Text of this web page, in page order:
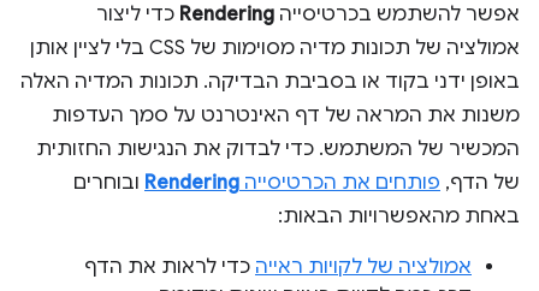
אפשר להשתמש בכרטיסייה Rendering כדי ליצור
אמולציה של תכונות מדיה מסוימות של CSS בלי לציין אותן
באופן ידני בקוד או בסביבת הבדיקה. תכונות המדיה האלה
משנות את המראה של דף האינטרנט על סמך העדפות
המכשיר של המשתמש. כדי לבדוק את הנגישות החזותית
של הדף, פותחים את הכרטיסייה Rendering ובוחרים
באחת מהאפשרויות הבאות:
אמולציה של לקויות ראייה כדי לראות את הדף